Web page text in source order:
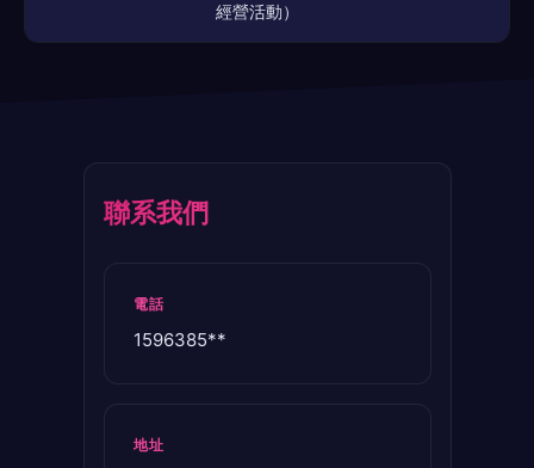
經營活動）
聯系我們
電話
1596385**
地址